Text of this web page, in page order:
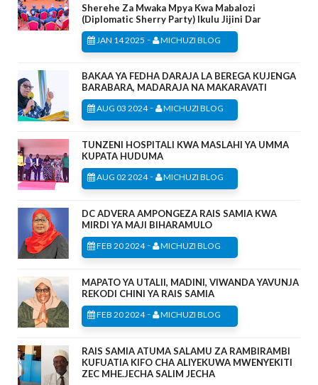
Sherehe Za Mwaka Mpya Kwa Mabalozi
(Diplomatic Sherry Party) Ikulu Jijini Dar
JAN 14 2025 - MICHUZI BLOG
BAKAA YA FEDHA DARAJA LA BEREGA KUJENGA
BARABARA, MADARAJA NA MAKARAVATI
AUG 03 2024- MICHUZI BLOG
TUNZENI HOSPITALI KWA MASLAHI YA UMMA
KUPATA HUDUMA
AUG 02 2024- MICHUZI BLOG
DC ADVERA AMPONGEZA RAIS SAMIA KWA
MIRDI YA MAJI BIHARAMULO
FEB 20 2024- MICHUZI BLOG
MAPATO YA UTALII, MADINI, VIWANDA YAVUNJA
REKODI CHINI YA RAIS SAMIA
FEB 20 2024- MICHUZI BLOG
RAIS SAMIA ATUMA SALAMU ZA RAMBIRAMBI
KUFUATIA KIFO CHA ALIYEKUWA MWENYEKITI
ZEC MHE.JECHA SALIM JECHA